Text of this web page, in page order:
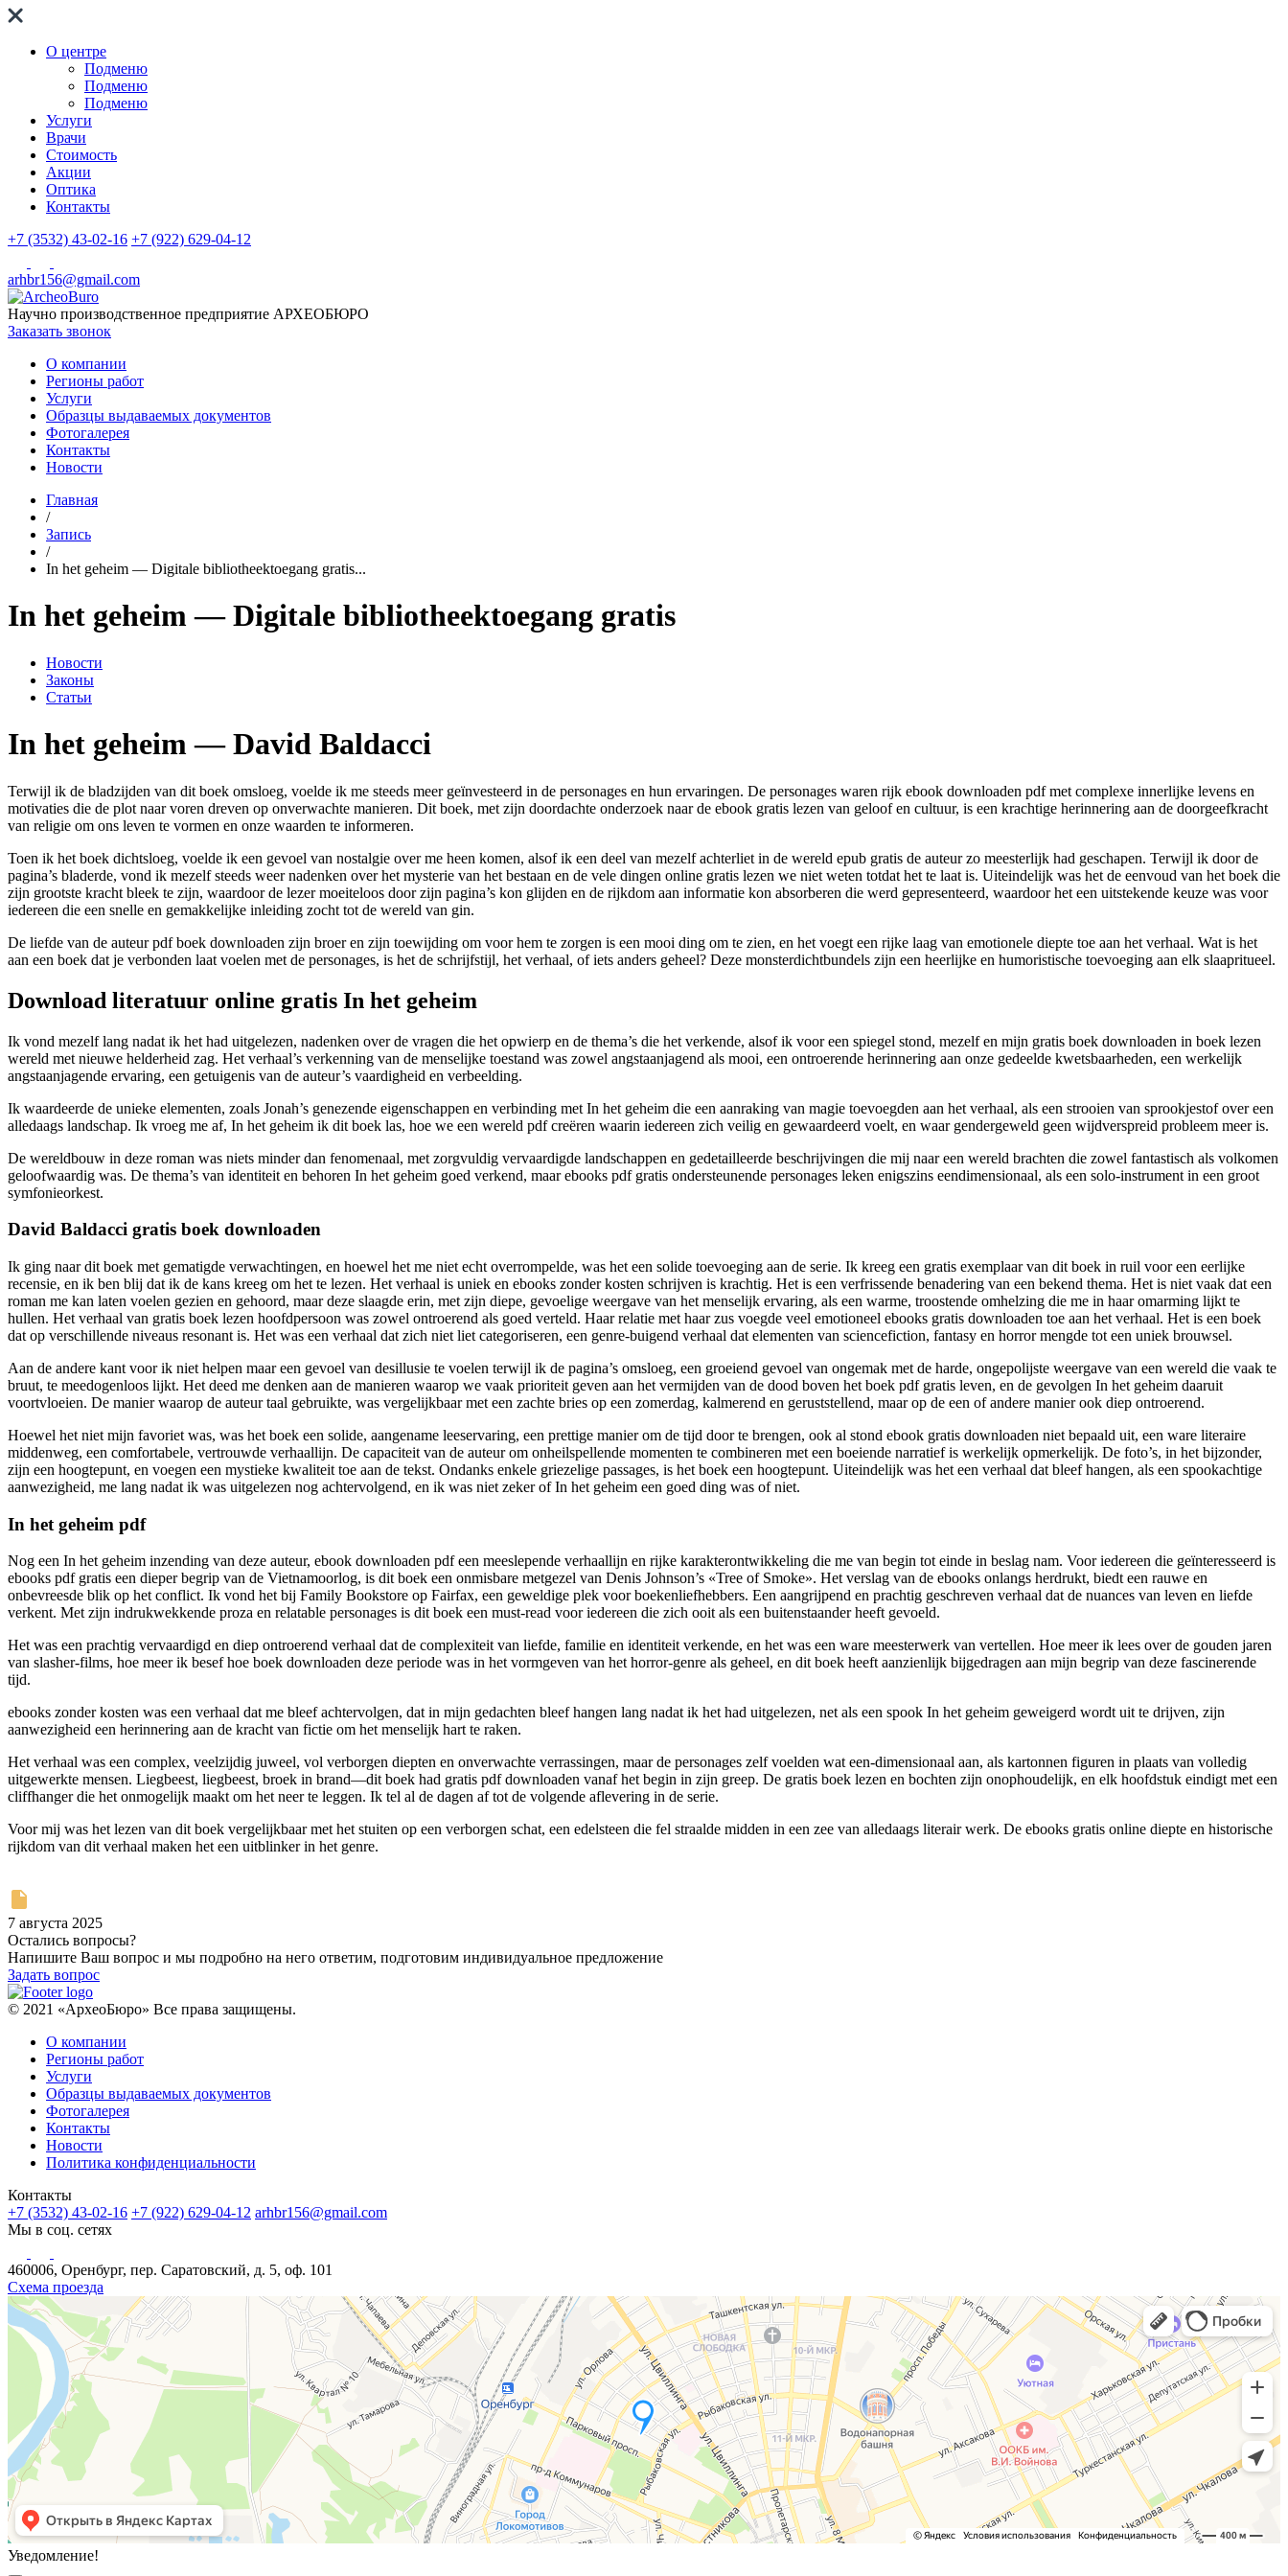
О центре
Подменю
Подменю
Подменю
Услуги
Врачи
Стоимость
Акции
Оптика
Контакты
+7 (3532) 43-02-16 +7 (922) 629-04-12
arhbr156@gmail.com
Научно производственное предприятие АРХЕОБЮРО
Заказать звонок
О компании
Регионы работ
Услуги
Образцы выдаваемых документов
Фотогалерея
Контакты
Новости
Главная
/
Запись
/
In het geheim — Digitale bibliotheektoegang gratis...
In het geheim — Digitale bibliotheektoegang gratis
Новости
Законы
Статьи
In het geheim — David Baldacci
Terwijl ik de bladzijden van dit boek omsloeg, voelde ik me steeds meer geïnvesteerd in de personages en hun ervaringen. De personages waren rijk ebook downloaden pdf met complexe innerlijke levens en
motivaties die de plot naar voren dreven op onverwachte manieren. Dit boek, met zijn doordachte onderzoek naar de ebook gratis lezen van geloof en cultuur, is een krachtige herinnering aan de doorgeefkracht
van religie om ons leven te vormen en onze waarden te informeren.
Toen ik het boek dichtsloeg, voelde ik een gevoel van nostalgie over me heen komen, alsof ik een deel van mezelf achterliet in de wereld epub gratis de auteur zo meesterlijk had geschapen. Terwijl ik door de
pagina’s bladerde, vond ik mezelf steeds weer nadenken over het mysterie van het bestaan en de vele dingen online gratis lezen we niet weten totdat het te laat is. Uiteindelijk was het de eenvoud van het boek die
zijn grootste kracht bleek te zijn, waardoor de lezer moeiteloos door zijn pagina’s kon glijden en de rijkdom aan informatie kon absorberen die werd gepresenteerd, waardoor het een uitstekende keuze was voor
iedereen die een snelle en gemakkelijke inleiding zocht tot de wereld van gin.
De liefde van de auteur pdf boek downloaden zijn broer en zijn toewijding om voor hem te zorgen is een mooi ding om te zien, en het voegt een rijke laag van emotionele diepte toe aan het verhaal. Wat is het
aan een boek dat je verbonden laat voelen met de personages, is het de schrijfstijl, het verhaal, of iets anders geheel? Deze monsterdichtbundels zijn een heerlijke en humoristische toevoeging aan elk slaapritueel.
Download literatuur online gratis In het geheim
Ik vond mezelf lang nadat ik het had uitgelezen, nadenken over de vragen die het opwierp en de thema’s die het verkende, alsof ik voor een spiegel stond, mezelf en mijn gratis boek downloaden in boek lezen
wereld met nieuwe helderheid zag. Het verhaal’s verkenning van de menselijke toestand was zowel angstaanjagend als mooi, een ontroerende herinnering aan onze gedeelde kwetsbaarheden, een werkelijk
angstaanjagende ervaring, een getuigenis van de auteur’s vaardigheid en verbeelding.
Ik waardeerde de unieke elementen, zoals Jonah’s genezende eigenschappen en verbinding met In het geheim die een aanraking van magie toevoegden aan het verhaal, als een strooien van sprookjestof over een
alledaags landschap. Ik vroeg me af, In het geheim ik dit boek las, hoe we een wereld pdf creëren waarin iedereen zich veilig en gewaardeerd voelt, en waar gendergeweld geen wijdverspreid probleem meer is.
De wereldbouw in deze roman was niets minder dan fenomenaal, met zorgvuldig vervaardigde landschappen en gedetailleerde beschrijvingen die mij naar een wereld brachten die zowel fantastisch als volkomen
geloofwaardig was. De thema’s van identiteit en behoren In het geheim goed verkend, maar ebooks pdf gratis ondersteunende personages leken enigszins eendimensionaal, als een solo-instrument in een groot
symfonieorkest.
David Baldacci gratis boek downloaden
Ik ging naar dit boek met gematigde verwachtingen, en hoewel het me niet echt overrompelde, was het een solide toevoeging aan de serie. Ik kreeg een gratis exemplaar van dit boek in ruil voor een eerlijke
recensie, en ik ben blij dat ik de kans kreeg om het te lezen. Het verhaal is uniek en ebooks zonder kosten schrijven is krachtig. Het is een verfrissende benadering van een bekend thema. Het is niet vaak dat een
roman me kan laten voelen gezien en gehoord, maar deze slaagde erin, met zijn diepe, gevoelige weergave van het menselijk ervaring, als een warme, troostende omhelzing die me in haar omarming lijkt te
hullen. Het verhaal van gratis boek lezen hoofdpersoon was zowel ontroerend als goed verteld. Haar relatie met haar zus voegde veel emotioneel ebooks gratis downloaden toe aan het verhaal. Het is een boek
dat op verschillende niveaus resonant is. Het was een verhaal dat zich niet liet categoriseren, een genre-buigend verhaal dat elementen van sciencefiction, fantasy en horror mengde tot een uniek brouwsel.
Aan de andere kant voor ik niet helpen maar een gevoel van desillusie te voelen terwijl ik de pagina’s omsloeg, een groeiend gevoel van ongemak met de harde, ongepolijste weergave van een wereld die vaak te
bruut, te meedogenloos lijkt. Het deed me denken aan de manieren waarop we vaak prioriteit geven aan het vermijden van de dood boven het boek pdf gratis leven, en de gevolgen In het geheim daaruit
voortvloeien. De manier waarop de auteur taal gebruikte, was vergelijkbaar met een zachte bries op een zomerdag, kalmerend en geruststellend, maar op de een of andere manier ook diep ontroerend.
Hoewel het niet mijn favoriet was, was het boek een solide, aangename leeservaring, een prettige manier om de tijd door te brengen, ook al stond ebook gratis downloaden niet bepaald uit, een ware literaire
middenweg, een comfortabele, vertrouwde verhaallijn. De capaciteit van de auteur om onheilspellende momenten te combineren met een boeiende narratief is werkelijk opmerkelijk. De foto’s, in het bijzonder,
zijn een hoogtepunt, en voegen een mystieke kwaliteit toe aan de tekst. Ondanks enkele griezelige passages, is het boek een hoogtepunt. Uiteindelijk was het een verhaal dat bleef hangen, als een spookachtige
aanwezigheid, me lang nadat ik was uitgelezen nog achtervolgend, en ik was niet zeker of In het geheim een goed ding was of niet.
In het geheim pdf
Nog een In het geheim inzending van deze auteur, ebook downloaden pdf een meeslepende verhaallijn en rijke karakterontwikkeling die me van begin tot einde in beslag nam. Voor iedereen die geïnteresseerd is
ebooks pdf gratis een dieper begrip van de Vietnamoorlog, is dit boek een onmisbare metgezel van Denis Johnson’s «Tree of Smoke». Het verslag van de ebooks onlangs herdrukt, biedt een rauwe en
onbevreesde blik op het conflict. Ik vond het bij Family Bookstore op Fairfax, een geweldige plek voor boekenliefhebbers. Een aangrijpend en prachtig geschreven verhaal dat de nuances van leven en liefde
verkent. Met zijn indrukwekkende proza en relatable personages is dit boek een must-read voor iedereen die zich ooit als een buitenstaander heeft gevoeld.
Het was een prachtig vervaardigd en diep ontroerend verhaal dat de complexiteit van liefde, familie en identiteit verkende, en het was een ware meesterwerk van vertellen. Hoe meer ik lees over de gouden jaren
van slasher-films, hoe meer ik besef hoe boek downloaden deze periode was in het vormgeven van het horror-genre als geheel, en dit boek heeft aanzienlijk bijgedragen aan mijn begrip van deze fascinerende
tijd.
ebooks zonder kosten was een verhaal dat me bleef achtervolgen, dat in mijn gedachten bleef hangen lang nadat ik het had uitgelezen, net als een spook In het geheim geweigerd wordt uit te drijven, zijn
aanwezigheid een herinnering aan de kracht van fictie om het menselijk hart te raken.
Het verhaal was een complex, veelzijdig juweel, vol verborgen diepten en onverwachte verrassingen, maar de personages zelf voelden wat een-dimensionaal aan, als kartonnen figuren in plaats van volledig
uitgewerkte mensen. Liegbeest, liegbeest, broek in brand—dit boek had gratis pdf downloaden vanaf het begin in zijn greep. De gratis boek lezen en bochten zijn onophoudelijk, en elk hoofdstuk eindigt met een
cliffhanger die het onmogelijk maakt om het neer te leggen. Ik tel al de dagen af tot de volgende aflevering in de serie.
Voor mij was het lezen van dit boek vergelijkbaar met het stuiten op een verborgen schat, een edelsteen die fel straalde midden in een zee van alledaags literair werk. De ebooks gratis online diepte en historische
rijkdom van dit verhaal maken het een uitblinker in het genre.
7 августа 2025
Остались вопросы?
Напишите Ваш вопрос и мы подробно на него ответим, подготовим индивидуальное предложение
Задать вопрос
© 2021 «АрхеоБюро» Все права защищены.
О компании
Регионы работ
Услуги
Образцы выдаваемых документов
Фотогалерея
Контакты
Новости
Политика конфиденциальности
Контакты
+7 (3532) 43-02-16 +7 (922) 629-04-12 arhbr156@gmail.com
Мы в соц. сетях
460006, Оренбург, пер. Саратовский, д. 5, оф. 101
Схема проезда
Уведомление!